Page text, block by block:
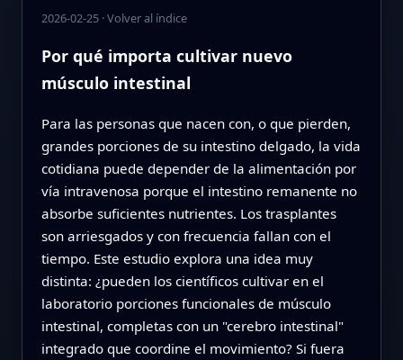
2026-02-25·Volver al índice
Por qué importa cultivar nuevo
músculo intestinal
Para las personas que nacen con, o que pierden,
grandes porciones de su intestino delgado, la vida
cotidiana puede depender de la alimentación por
vía intravenosa porque el intestino remanente no
absorbe suficientes nutrientes. Los trasplantes
son arriesgados y con frecuencia fallan con el
tiempo. Este estudio explora una idea muy
distinta: ¿pueden los científicos cultivar en el
laboratorio porciones funcionales de músculo
intestinal, completas con un "cerebro intestinal"
integrado que coordine el movimiento? Si fuera